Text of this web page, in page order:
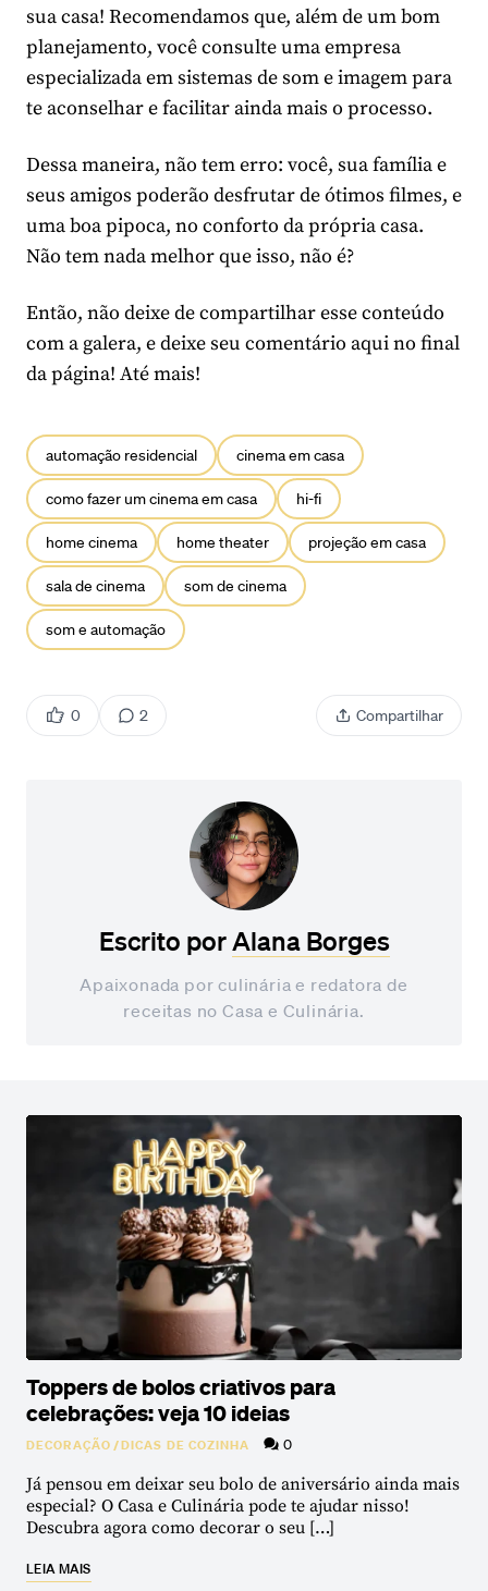
sua casa! Recomendamos que, além de um bom
planejamento, você consulte uma empresa
especializada em sistemas de som e imagem para
te aconselhar e facilitar ainda mais o processo.
Dessa maneira, não tem erro: você, sua família e
seus amigos poderão desfrutar de ótimos filmes, e
uma boa pipoca, no conforto da própria casa.
Não tem nada melhor que isso, não é?
Então, não deixe de compartilhar esse conteúdo
com a galera, e deixe seu comentário aqui no final
da página! Até mais!
automação residencial cinema em casa
como fazer um cinema em casa hi-fi
home cinema home theater projeção em casa
sala de cinema som de cinema
som e automação
0 2 Compartilhar
Escrito porAlana Borges
Apaixonada por culinária e redatora de
receitas no Casa e Culinária.
Toppers de bolos criativos para
celebrações: veja 10 ideias
DECORAÇÃO/DICAS DE COZINHA 0
Já pensou em deixar seu bolo de aniversário ainda mais
especial? O Casa e Culinária pode te ajudar nisso!
Descubra agora como decorar o seu […]
LEIA MAIS